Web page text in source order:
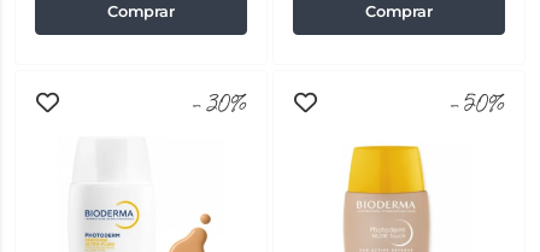
Comprar Comprar
-30% -50%